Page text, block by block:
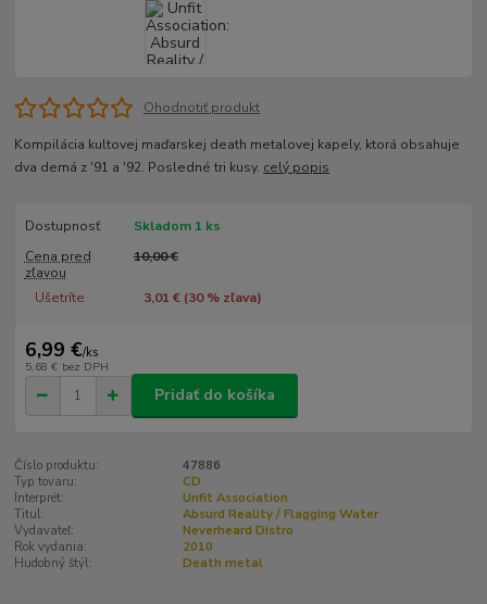
Ohodnotiť produkt
Kompilácia kultovej maďarskej death metalovej kapely, ktorá obsahuje
dva demá z '91 a '92. Posledné tri kusy. celý popis
Dostupnosť
Skladom 1 ks
Cena pred
zľavou
10,00 €
Ušetríte 3,01 € (30% zľava)
6,99 €/ks
5,68 € bez DPH
Pridať do košíka
Číslo produktu:
47886
Typ tovaru:
CD
Interprét:
Unfit Association
Titul:
Absurd Reality / Flagging Water
Vydavateľ:
Neverheard Distro
Rok vydania:
2010
Hudobný štýl:
Death metal